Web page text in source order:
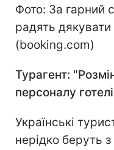
Фото: За гарний
радять
(booking.com)
Турагент:
персоналу
Українські
нерідко беруть